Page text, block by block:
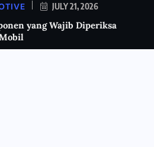
JULY 21, 2026
yang Wajib Diperiksa